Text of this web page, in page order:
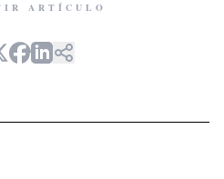
ARTÍCULO